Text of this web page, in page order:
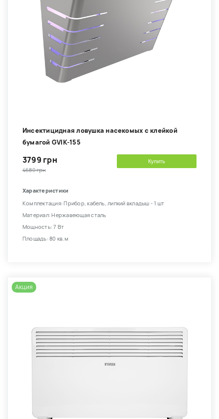
Инсектицидная ловушка насекомых с клейкой
бумагой GVIK-155
3799 грн
4680 грн
Купить
Характеристики
Комплектация: Прибор, кабель, липкий вкладыш - 1 шт
Материал: Нержавеющая сталь
Мощность: 7 Вт
Площадь: 80 кв.м
Акция